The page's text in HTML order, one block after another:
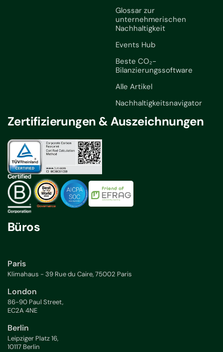
Glossar zur
unternehmerischen
Nachhaltigkeit
Events Hub
Beste CO₂-
Bilanzierungssoftware
Alle Artikel
Nachhaltigkeitsnavigator
Zertifizierungen & Auszeichnungen
Büros
Paris
Klimahaus - 39 Rue du Caire, 75002 Paris
London
86-90 Paul Street,
EC2A 4NE
Berlin
Leipziger Platz 16,
10117 Berlin